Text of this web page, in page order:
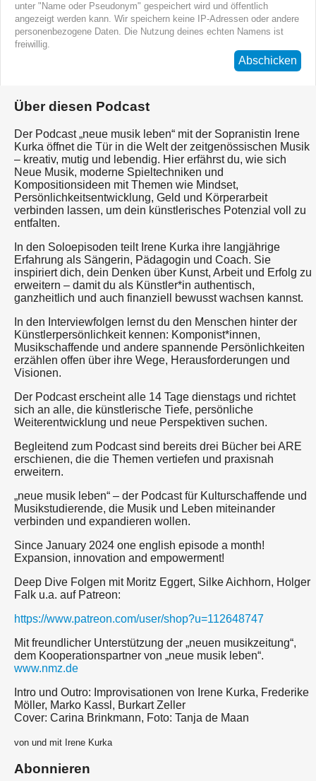
unter "Name oder Pseudonym" gespeichert wird und öffentlich
angezeigt werden kann. Wir speichern keine IP-Adressen oder andere
personenbezogene Daten. Die Nutzung deines echten Namens ist
freiwillig.
Abschicken
Über diesen Podcast
Der Podcast „neue musik leben“ mit der Sopranistin Irene
Kurka öffnet die Tür in die Welt der zeitgenössischen Musik
– kreativ, mutig und lebendig. Hier erfährst du, wie sich
Neue Musik, moderne Spieltechniken und
Kompositionsideen mit Themen wie Mindset,
Persönlichkeitsentwicklung, Geld und Körperarbeit
verbinden lassen, um dein künstlerisches Potenzial voll zu
entfalten.
In den Soloepisoden teilt Irene Kurka ihre langjährige
Erfahrung als Sängerin, Pädagogin und Coach. Sie
inspiriert dich, dein Denken über Kunst, Arbeit und Erfolg zu
erweitern – damit du als Künstler*in authentisch,
ganzheitlich und auch finanziell bewusst wachsen kannst.
In den Interviewfolgen lernst du den Menschen hinter der
Künstlerpersönlichkeit kennen: Komponist*innen,
Musikschaffende und andere spannende Persönlichkeiten
erzählen offen über ihre Wege, Herausforderungen und
Visionen.
Der Podcast erscheint alle 14 Tage dienstags und richtet
sich an alle, die künstlerische Tiefe, persönliche
Weiterentwicklung und neue Perspektiven suchen.
Begleitend zum Podcast sind bereits drei Bücher bei ARE
erschienen, die die Themen vertiefen und praxisnah
erweitern.
„neue musik leben“ – der Podcast für Kulturschaffende und
Musikstudierende, die Musik und Leben miteinander
verbinden und expandieren wollen.
Since January 2024 one english episode a month!
Expansion, innovation and empowerment!
Deep Dive Folgen mit Moritz Eggert, Silke Aichhorn, Holger
Falk u.a. auf Patreon:
https://www.patreon.com/user/shop?u=112648747
Mit freundlicher Unterstützung der „neuen musikzeitung“,
dem Kooperationspartner von „neue musik leben“.
www.nmz.de
Intro und Outro: Improvisationen von Irene Kurka, Frederike
Möller, Marko Kassl, Burkart Zeller
Cover: Carina Brinkmann, Foto: Tanja de Maan
von und mit Irene Kurka
Abonnieren